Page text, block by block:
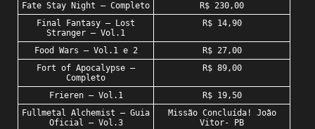
Fate Stay Night – Completo
R$ 230,00
Final Fantasy – Lost
Stranger – Vol.1
R$ 14,90
Food Wars – Vol.1 e 2
R$ 27,00
Fort of Apocalypse –
Completo
R$ 89,00
Frieren – Vol.1
R$ 19,50
Fullmetal Alchemist – Guia
Oficial – Vol.3
Missão Concluída! João
Vitor- PB